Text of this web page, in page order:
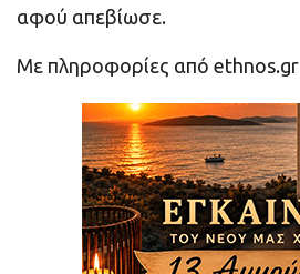
αφού απεβίωσε.
Με πληροφορίες από ethnos.gr